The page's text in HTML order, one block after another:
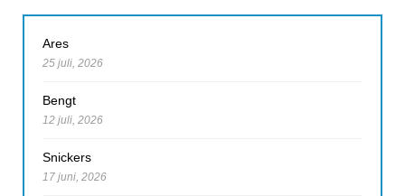
Ares
25 juli, 2026
Bengt
12 juli, 2026
Snickers
17 juni, 2026